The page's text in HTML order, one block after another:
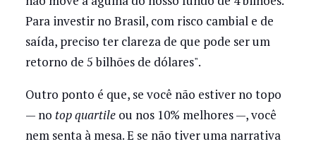
Para investir no Brasil, com risco cambial e de
saída, preciso ter clareza de que pode ser um
retorno de 5 bilhões de dólares".
Outro ponto é que, se você não estiver no topo
— no top quartileou nos 10% melhores —, você
nem senta à mesa. E se não tiver uma narrativa